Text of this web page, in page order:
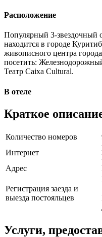
Расположение
Популярный 3-звездочный
находится в городе
живописного центра
посетить:
Театр Caixa Cultural.
В отеле
Краткое
Количество номеров
Интернет
Адрес
Регистрация заезда и
выезда постояльцев
Услуги,